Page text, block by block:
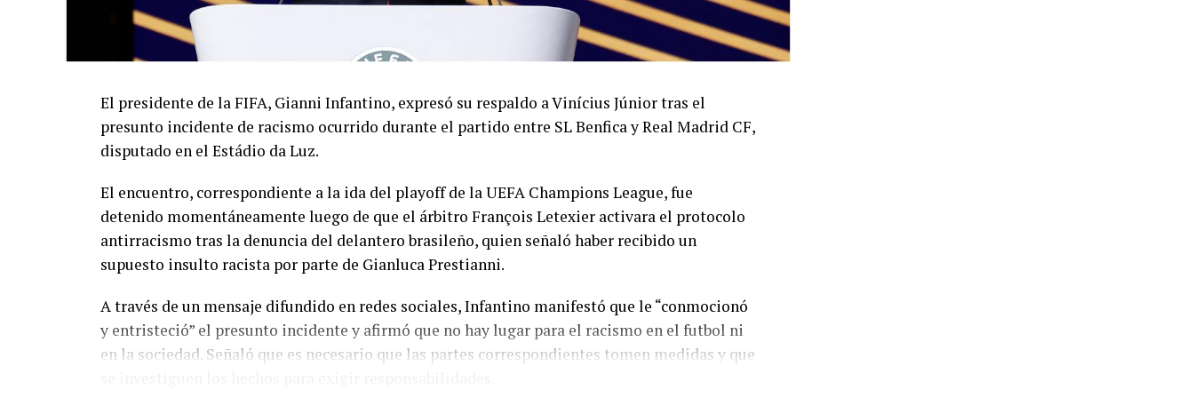
El presidente de la FIFA, Gianni Infantino, expresó su respaldo a Vinícius Júnior tras el
presunto incidente de racismo ocurrido durante el partido entre SL Benfica y Real Madrid CF,
disputado en el Estádio da Luz.
El encuentro, correspondiente a la ida del playoff de la UEFA Champions League, fue
detenido momentáneamente luego de que el árbitro François Letexier activara el protocolo
antirracismo tras la denuncia del delantero brasileño, quien señaló haber recibido un
supuesto insulto racista por parte de Gianluca Prestianni.
A través de un mensaje difundido en redes sociales, Infantino manifestó que le “conmocionó
y entristeció” el presunto incidente y afirmó que no hay lugar para el racismo en el futbol ni
en la sociedad. Señaló que es necesario que las partes correspondientes tomen medidas y que